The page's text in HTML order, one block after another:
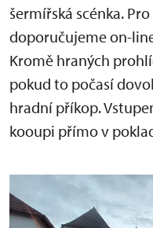
šermířská scénka.
doporučujeme on-
Kromě hraných
pokud to počasí
hradní příkop.
kooupi přímo v